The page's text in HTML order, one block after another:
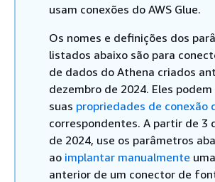
usam conexões do AWS Glue.
Os nomes e definições dos
listados abaixo são para
de dados do Athena criados
dezembro de 2024. Eles
suas propriedades de conexão
correspondentes. A partir de 3
de 2024, use os parâmetros
ao implantar manualmente
anterior de um conector de